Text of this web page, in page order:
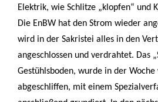
Elektrik, wie Schlitze „klopfen“ und
Die EnBW hat den Strom wieder
wird in der Sakristei alles in den
angeschlossen und verdrahtet. Das
Gestühlsboden, wurde in der
abgeschliffen, mit einem